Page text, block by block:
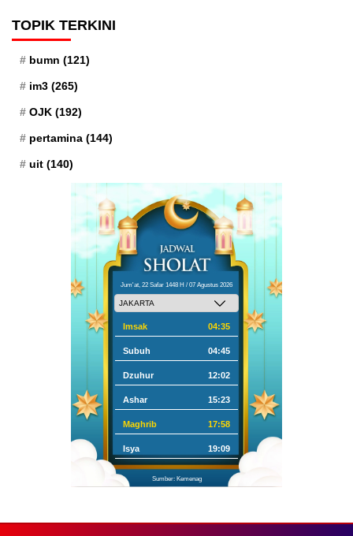
TOPIK TERKINI
bumn (121)
im3 (265)
OJK (192)
pertamina (144)
uit (140)
Jum'at, 22 Safar 1448 H / 07 Agustus 2026
Imsak 04:35
Subuh 04:45
Dzuhur 12:02
Ashar 15:23
Maghrib 17:58
Isya 19:09
Sumber: Kemenag